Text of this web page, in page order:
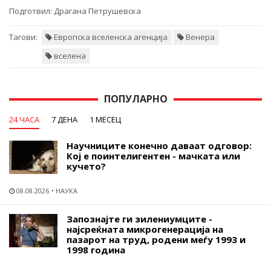
Подготвил: Драгана Петрушевска
Тагови: Европска вселенска агенција
Венера
вселена
ПОПУЛАРНО
24 ЧАСА 7 ДЕНА 1 МЕСЕЦ
Научниците конечно даваат одговор:
Кој е поинтелигентен - мачката или
кучето?
08.08.2026 НАУКА
Запознајте ги зилениумците -
најсреќната микрогенерација на
пазарот на труд, родени меѓу 1993 и
1998 година